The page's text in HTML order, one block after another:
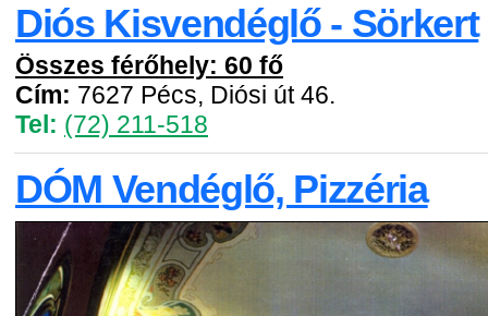
Diós Kisvendéglő - Sörkert
Összes férőhely: 60 fő
Cím: 7627 Pécs, Diósi út 46.
Tel: (72) 211-518
DÓM Vendéglő, Pizzéria